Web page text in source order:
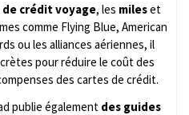
de crédit voyage, les mileset
comme Flying Blue, American
ou les alliances aériennes, il
pour réduire le coût des
des cartes de crédit.
publie également des guides